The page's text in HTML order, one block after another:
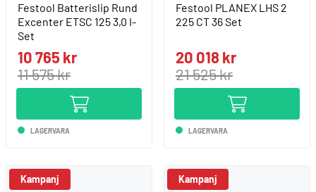
Festool Batterislip Rund
Excenter ETSC 125 3,0 I-
Set
10 765 kr
11 575 kr
LAGERVARA
Festool PLANEX LHS 2
225 CT 36 Set
20 018 kr
21 525 kr
LAGERVARA
Kampanj Kampanj